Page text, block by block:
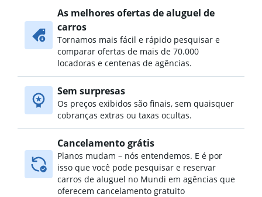
As melhores ofertas de aluguel de
carros
Tornamos mais fácil e rápido pesquisar e
comparar ofertas de mais de 70.000
locadoras e centenas de agências.
Sem surpresas
Os preços exibidos são finais, sem quaisquer
cobranças extras ou taxas ocultas.
Cancelamento grátis
Planos mudam – nós entendemos. E é por
isso que você pode pesquisar e reservar
carros de aluguel no Mundi em agências que
oferecem cancelamento gratuito